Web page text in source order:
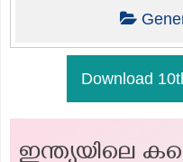
Download
ഇന്ത്യയിലെ